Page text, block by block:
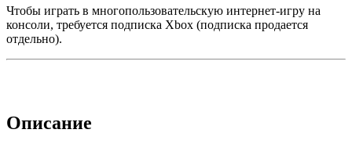
Чтобы играть в многопользовательскую интернет-игру на
консоли, требуется подписка Xbox (подписка продается
отдельно).
Описание